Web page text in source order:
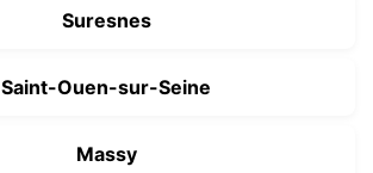
Suresnes
Saint-Ouen-sur-Seine
Massy